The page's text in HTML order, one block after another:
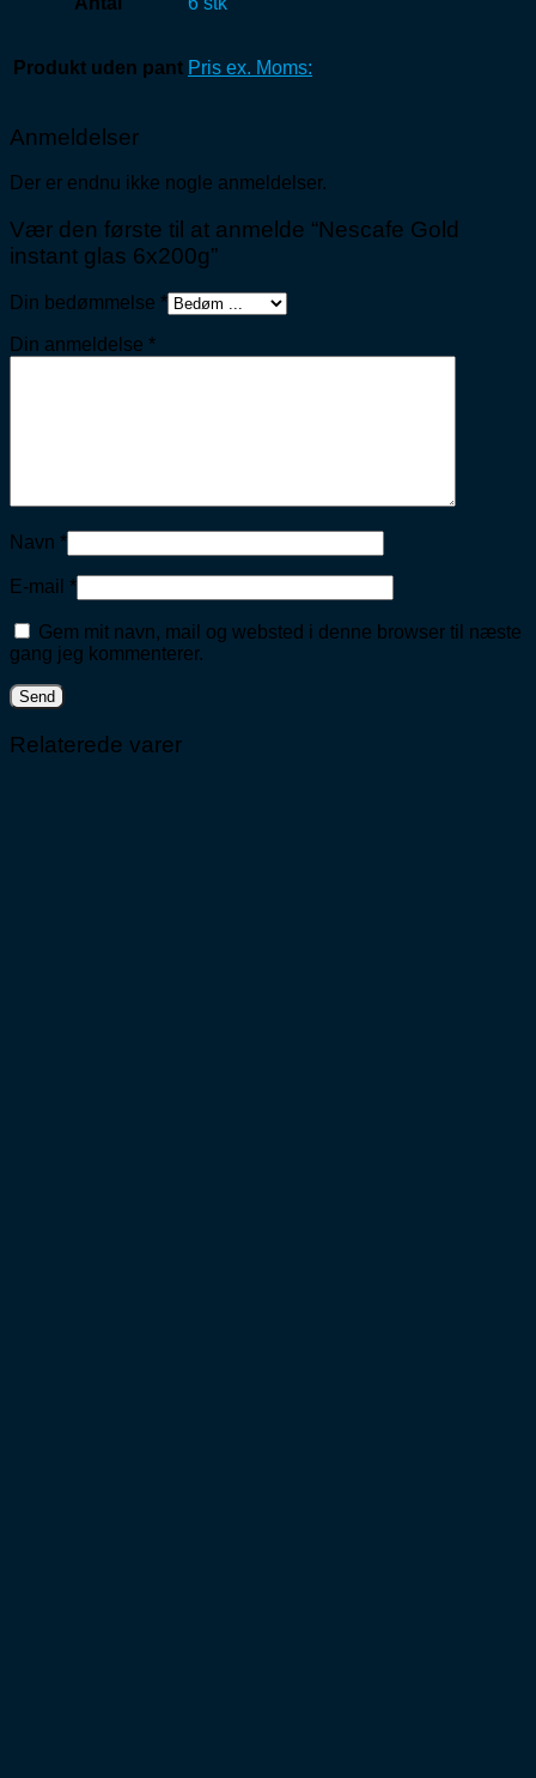
Produkt uden pant Pris ex. Moms:
Anmeldelser
Der er endnu ikke nogle anmeldelser.
Vær den første til at anmelde “Nescafe Gold
instant glas 6x200g”
Din bedømmelse *
Din anmeldelse *
Navn *
E-mail *
Gem mit navn, mail og websted i denne browser til næste
gang jeg kommenterer.
Relaterede varer